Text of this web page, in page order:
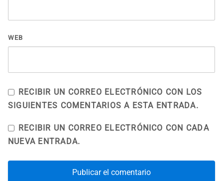
WEB
RECIBIR UN CORREO ELECTRÓNICO CON LOS
SIGUIENTES COMENTARIOS A ESTA ENTRADA.
RECIBIR UN CORREO ELECTRÓNICO CON CADA
NUEVA ENTRADA.